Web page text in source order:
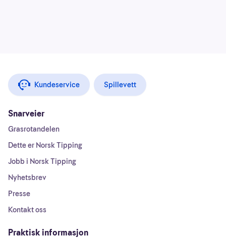
Kundeservice Spillevett
Snarveier
Grasrotandelen
Dette er Norsk Tipping
Jobb i Norsk Tipping
Nyhetsbrev
Presse
Kontakt oss
Praktisk informasjon